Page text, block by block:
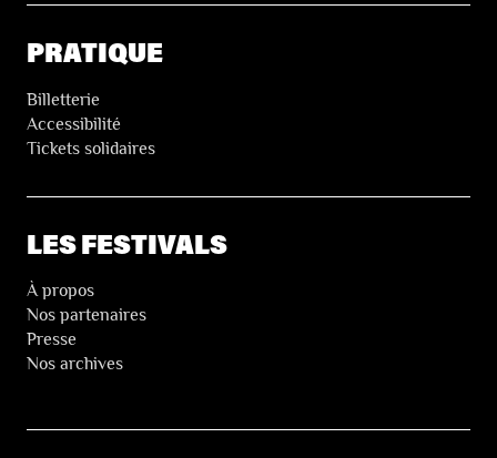
PRATIQUE
Billetterie
Accessibilité
Tickets solidaires
LES FESTIVALS
À propos
Nos partenaires
Presse
Nos archives